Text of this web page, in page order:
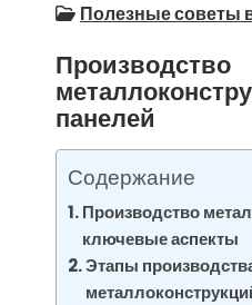
Полезные советы
Производство
панелей
Содержание
Производство
ключевые аспекты
Этапы